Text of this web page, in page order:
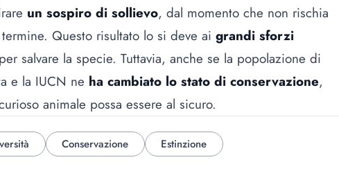
un sospiro di sollievo, dal momento che non rischia
Questo risultato lo si deve ai grandi sforzi
salvare la specie. Tuttavia, anche se la popolazione di
e la IUCN ne ha cambiato lo stato di conservazione,
animale possa essere al sicuro.
Conservazione Estinzione